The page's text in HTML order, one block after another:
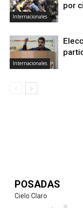
Internacionales
por
Internacionales
POSADAS
Cielo Claro